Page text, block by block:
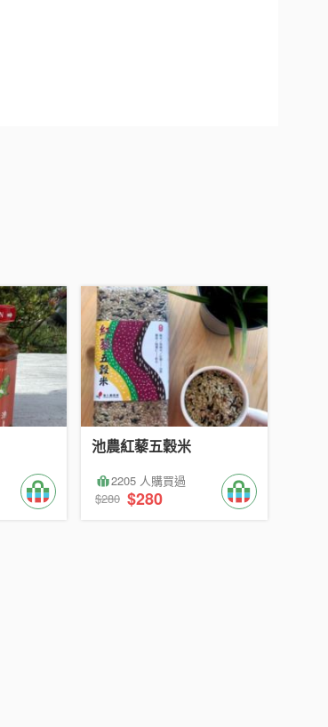
池農紅藜五穀米
2205 人購買過
$280 $280